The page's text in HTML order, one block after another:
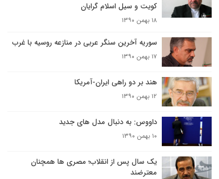
کویت و سیل اسلام گرایان
۱۸ بهمن ۱۳۹۰
سوریه آخرین سنگر عربی در منازعه روسیه با غرب
۱۷ بهمن ۱۳۹۰
هند بر دو راهی ایران-آمریکا
۱۲ بهمن ۱۳۹۰
داووس: به دنبال مدل های جدید
۱۰ بهمن ۱۳۹۰
یک سال پس از انقلاب؛ مصری ها همچنان
معترضند